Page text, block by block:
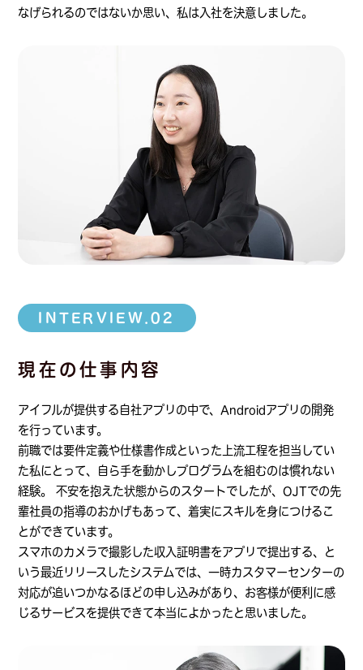
わたしたちについて
わたしたちの強み
VISION/MISSION/VALUE
IT金融グループについて
グループ会社一覧
なげられるのではないか思い、私は入社を決意しました。
INTERVIEW.02
現在の仕事内容
アイフルが提供する自社アプリの中で、Androidアプリの開発
を行っています。
前職では要件定義や仕様書作成といった上流工程を担当してい
た私にとって、自ら手を動かしプログラムを組むのは慣れない
経験。 不安を抱えた状態からのスタートでしたが、OJTでの先
輩社員の指導のおかげもあって、着実にスキルを身につけるこ
とができています。
スマホのカメラで撮影した収入証明書をアプリで提出する、と
いう最近リリースしたシステムでは、一時カスタマーセンターの
対応が追いつかなるほどの申し込みがあり、お客様が便利に感
じるサービスを提供できて本当によかったと思いました。